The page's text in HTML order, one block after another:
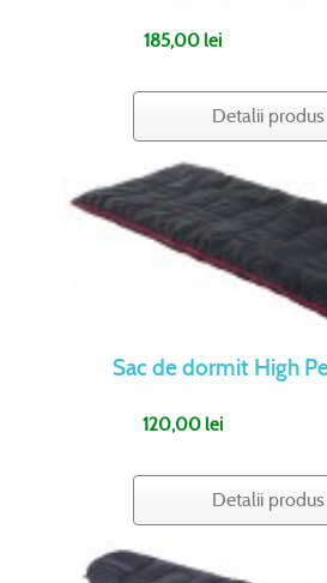
185,00 lei
Detalii produs
Sac de dormit High
120,00 lei
Detalii produs